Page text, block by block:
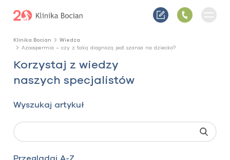
Klinika Bocian
Wiedza
Azoospermia – czy z taką diagnozą jest szansa na dziecko?
Korzystaj z wiedzy
naszych specjalistów
Wyszukaj artykuł
Przeglądaj A-Z